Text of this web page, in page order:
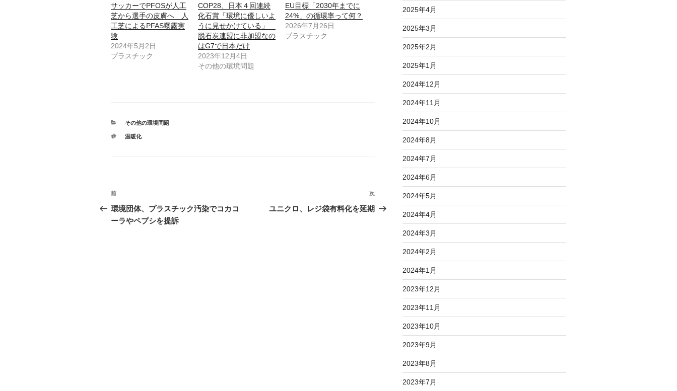
t
t
e
r
で
有
(
新
し
ま
す
共
有
す
る
に
ク
リ
ッ
ク
い
ウ
サッカーでPFOSが人工
芝から選手の皮膚へ 人
工芝によるPFAS曝露実
験
2024年5月2日
プラスチック
COP28、日本４回連続
化石賞「環境に優しいよ
うに見せかけている」
脱石炭連盟に非加盟なの
はG7で日本だけ
2023年12月4日
その他の環境問題
EU目標「2030年までに
24%」の循環率って何？
2026年7月26日
プラスチック
カ
ゴ
その他の環境問題
タ
温暖化
投
稿
ナ
前
の
投
前
環境団体、プラスチック汚染でコカコ
ーラやペプシを提訴
次
の
次
ユニクロ、レジ袋有料化を延期
2025年4月
2025年3月
2025年2月
2025年1月
2024年12月
2024年11月
2024年10月
2024年8月
2024年7月
2024年6月
2024年5月
2024年4月
2024年3月
2024年2月
2024年1月
2023年12月
2023年11月
2023年10月
2023年9月
2023年8月
2023年7月